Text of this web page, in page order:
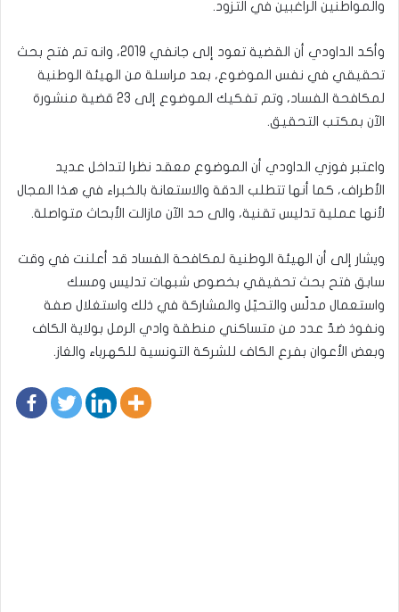
والمواطنين الراغبين في التزود.
وأكد الداودي أن القضية تعود إلى جانفي 2019، وانه تم فتح بحث
تحقيقي في نفس الموضوع، بعد مراسلة من الهيئة الوطنية
لمكافحة الفساد، وتم تفكيك الموضوع إلى 23 قضية منشورة
الآن بمكتب التحقيق.
واعتبر فوزي الداودي أن الموضوع معقد نظرا لتداخل عديد
الأطراف، كما أنها تتطلب الدقة والاستعانة بالخبراء في هذا المجال
لأنها عملية تدليس تقنية، والى حد الآن مازالت الأبحاث متواصلة.
ويشار إلى أن الهيئة الوطنية لمكافحة الفساد قد أعلنت في وقت
سابق فتح بحث تحقيقي بخصوص شبهات تدليس ومسك
واستعمال مدلّس والتحيّل والمشاركة في ذلك واستغلال صفة
ونفوذ ضدّ عدد من متساكني منطقة وادي الرمل بولاية الكاف
وبعض الأعوان بفرع الكاف للشركة التونسية للكهرباء والغاز.